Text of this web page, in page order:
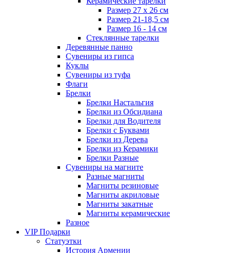
Размер 27 х 26 см
Размер 21-18,5 см
Размер 16 - 14 см
Стеклянные тарелки
Деревянные панно
Сувениры из гипса
Куклы
Сувениры из туфа
Флаги
Брелки
Брелки Настальгия
Брелки из Обсидиана
Брелки для Водителя
Брелки с Буквами
Брелки из Дерева
Брелки из Керамики
Брелки Разные
Сувениры на магните
Разные магниты
Магниты резиновые
Магниты акриловые
Магниты закатные
Магниты керамические
Разное
VIP Подарки
Статуэтки
История Армении